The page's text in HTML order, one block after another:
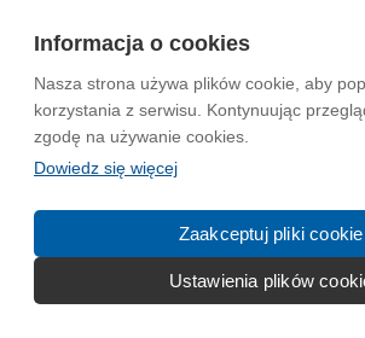
Informacja o cookies
Nasza strona używa plików cookie, aby
korzystania z serwisu. Kontynuując
zgodę na używanie cookies.
Dowiedz się więcej
Zaakceptuj pliki cookie
Ustawienia plików